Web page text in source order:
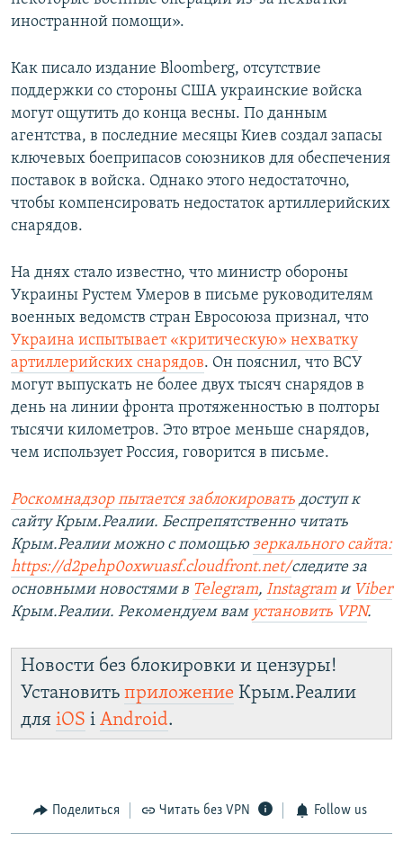
иностранной помощи».
Как писало издание Bloomberg, отсутствие
поддержки со стороны США украинские войска
могут ощутить до конца весны. По данным
агентства, в последние месяцы Киев создал запасы
ключевых боеприпасов союзников для обеспечения
поставок в войска. Однако этого недостаточно,
чтобы компенсировать недостаток артиллерийских
снарядов.
На днях стало известно, что министр обороны
Украины Рустем Умеров в письме руководителям
военных ведомств стран Евросоюза признал, что
Украина испытывает «критическую» нехватку
артиллерийских снарядов. Он пояснил, что ВСУ
могут выпускать не более двух тысяч снарядов в
день на линии фронта протяженностью в полторы
тысячи километров. Это втрое меньше снарядов,
чем использует Россия, говорится в письме.
Роскомнадзор пытается заблокировать доступ к
сайту Крым.Реалии. Беспрепятственно читать
Крым.Реалии можно с помощью зеркального сайта:
https://d2pehp0oxwuasf.cloudfront.net/следите за
основными новостями в Telegram, Instagram и Viber
Крым.Реалии. Рекомендуем вам установить VPN.
Новости без блокировки и цензуры!
Установить приложение Крым.Реалии
для iOS і Android.
Поделиться Читать без VPN Follow us